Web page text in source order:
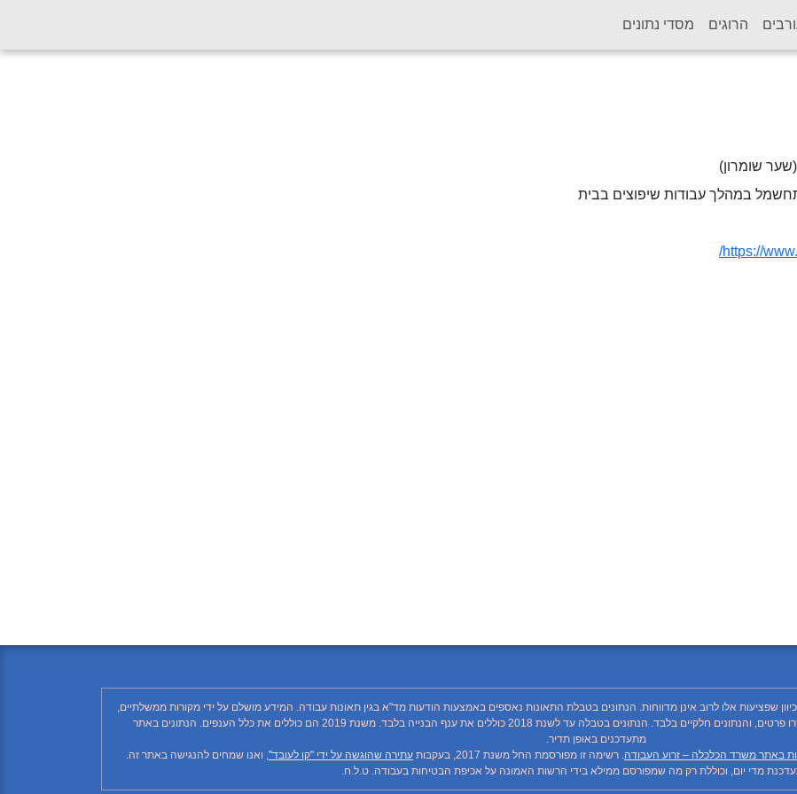
הרוגים מסדי נתונים
שומרון)
במהלך עבודות שיפוצים בבית
https://
שפציעות אלו לרוב אינן מדווחות. הנתונים בטבלת התאונות נאספים באמצעות הודעות מד"א בגין תאונות עבודה. המידע מושלם על ידי מקורות ממשלתיים,
רשתות חברתיות ותקשורת ממסדית. בהתאם לזאת, יתכן ויחסרו פרטים, והנתונים חלקיים בלבד. הנתונים בטבלה עד לשנת 2018 כוללים את ענף הבנייה בלבד. משנת 2019 הם כוללים את כלל הענפים. הנתונים באתר
מתעדכנים באופן תדיר.
באתר משרד הכלכלה – זרוע העבודה. רשימה זו מפורסמת החל משנת 2017, בעקבות עתירה שהוגשה על ידי "קו לעובד", ואנו שמחים להנגישה באתר זה.
מדי יום, וכוללת רק מה שמפורסם ממילא בידי הרשות האמונה על אכיפת הבטיחות בעבודה. ט.ל.ח.